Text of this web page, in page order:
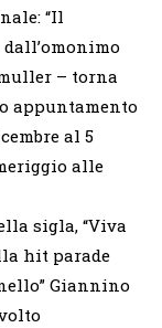
“Il
– torna
appuntamento
al 5
alle
sigla, “Viva
hit parade
Giannino